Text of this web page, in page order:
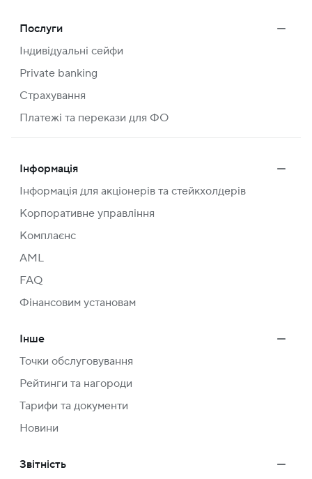
Послуги
Індивідуальні сейфи
Private banking
Страхування
Платежі та перекази для ФО
Інформація
Інформація для акціонерів та стейкхолдерів
Корпоративне управління
Комплаєнс
AML
FAQ
Фінансовим установам
Інше
Точки обслуговування
Рейтинги та нагороди
Тарифи та документи
Новини
Звітність